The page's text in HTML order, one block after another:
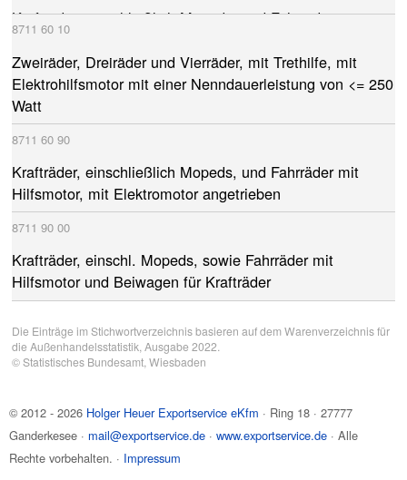
Krafträder, einschließlich Mopeds, und Fahrräder mit
Hilfsmotor, mit Elektromotor angetrieben
8711 60 10
Zweiräder, Dreiräder und Vierräder, mit Trethilfe, mit
Elektrohilfsmotor mit einer Nenndauerleistung von <= 250
Watt
8711 60 90
Krafträder, einschließlich Mopeds, und Fahrräder mit
Hilfsmotor, mit Elektromotor angetrieben
8711 90 00
Krafträder, einschl. Mopeds, sowie Fahrräder mit
Hilfsmotor und Beiwagen für Krafträder
Die Einträge im Stichwortverzeichnis basieren auf dem Warenverzeichnis für
die Außenhandelsstatistik, Ausgabe 2022.
©Statistisches Bundesamt, Wiesbaden
© 2012 - 2026 Holger Heuer Exportservice eKfm · Ring 18 ·27777
Ganderkesee · mail@exportservice.de ·www.exportservice.de · Alle
Rechte vorbehalten. · Impressum